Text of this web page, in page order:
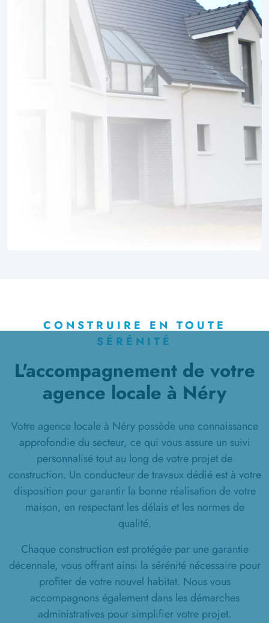
CONSTRUIRE EN TOUTE
SÉRÉNITÉ
L'accompagnement de votre
agence locale à Néry
Votre agence locale à Néry possède une connaissance
approfondie du secteur, ce qui vous assure un suivi
personnalisé tout au long de votre projet de
construction. Un conducteur de travaux dédié est à votre
disposition pour garantir la bonne réalisation de votre
maison, en respectant les délais et les normes de
qualité.
Chaque construction est protégée par une garantie
décennale, vous offrant ainsi la sérénité nécessaire pour
profiter de votre nouvel habitat. Nous vous
accompagnons également dans les démarches
administratives pour simplifier votre projet.